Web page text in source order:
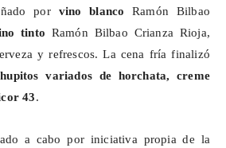
por vino blanco Ramón Bilbao
tinto Ramón Bilbao Crianza Rioja,
y refrescos. La cena fría finalizó
variados de horchata, creme
43.
a cabo por iniciativa propia de la